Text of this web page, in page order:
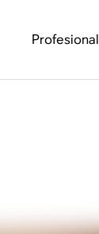
Profesional